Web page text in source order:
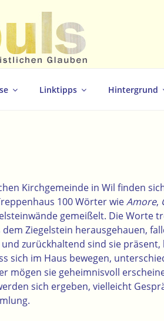
Linktipps Hintergrund
Kirchgemeinde in Wil finden
100 Wörter wieAmore,
gemeißelt. Die Worte
dem Ziegelstein herausgehauen,
zurückhaltend sind sie
sich im Haus bewegen,
mögen sie geheimnisvoll
sich ergeben, vielleicht